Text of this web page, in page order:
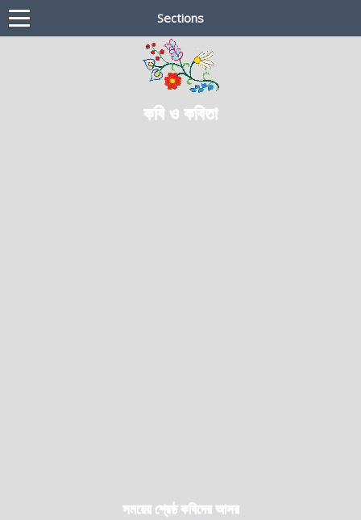
Sections
কবি ও কবিতা
সময়ের শ্রেষ্ঠ কবিদের আসর